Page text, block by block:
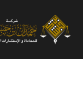
المحتوى